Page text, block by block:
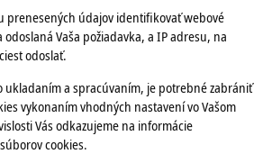
prenesených údajov identifikovať webové
Vaša požiadavka, a IP adresu, na
odoslať.
ukladaním a spracúvaním, je potrebné zabrániť
vykonaním vhodných nastavení vo Vašom
Vás odkazujeme na informácie
cookies.